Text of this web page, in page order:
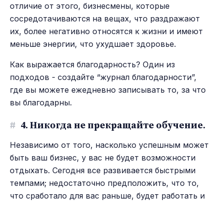
отличие от этого, бизнесмены, которые
сосредотачиваются на вещах, что раздражают
их, более негативно относятся к жизни и имеют
меньше энергии, что ухудшает здоровье.
Как выражается благодарность? Один из
подходов - создайте “журнал благодарности”,
где вы можете ежедневно записывать то, за что
вы благодарны.
# 4. Никогда не прекращайте обучение.
Независимо от того, насколько успешным может
быть ваш бизнес, у вас не будет возможности
отдыхать. Сегодня все развивается быстрыми
темпами; недостаточно предположить, что то,
что сработало для вас раньше, будет работать и